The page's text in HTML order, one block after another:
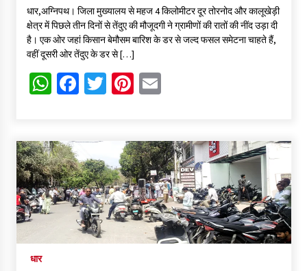
धार,अग्निपथ। जिला मुख्यालय से महज 4 किलोमीटर दूर तोरनोद और कालूखेड़ी
क्षेत्र में पिछले तीन दिनों से तेंदुए की मौजूदगी ने ग्रामीणों की रातों की नींद उड़ा दी
है। एक ओर जहां किसान बेमौसम बारिश के डर से जल्द फसल समेटना चाहते हैं,
वहीं दूसरी ओर तेंदुए के डर से […]
WhatsApp
Facebook
TwitterPinterest
Email
धार